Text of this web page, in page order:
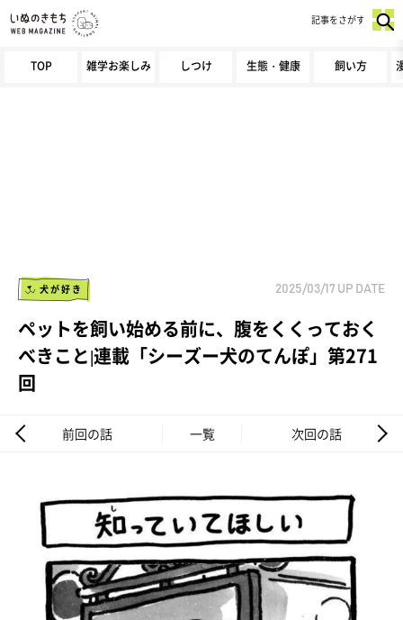
TOP 雑学お楽しみ しつけ 生態・健康 飼い方
記事をさがす
犬が好き 2025/03/17 UP DATE
ペットを飼い始める前に、腹をくくっておく
べきこと|連載「シーズー犬のてんぽ」第271
回
前回の話 一覧 次回の話